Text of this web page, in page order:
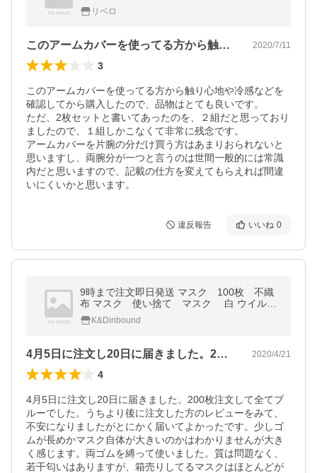
女兼用 ２枚セット
リベロ
このアームカバーを使ってる方から触り心… 2020/7/11
3
このアームカバーを使ってる方から触り心地や冷感などを
確認してから購入したので、品物はとても良いです。
ただ、2枚セットと書いてあったのを、２組だと思っており
ましたので、１組しかこなくて非常に残念です。
アームカバーを片腕の分だけ買う方はあまりおられないと
思いますし、両腕分が一つと言うのは世間一般的には常識
内だと思いますので、記載の仕方を変えてもらえれば間違
いにくいかと思います。
違反報告 いいね 0
9時まで注文即日発送 マスク 100枚 不織
布 マスク 使い捨て マスク 白 ウイルス
花粉 風邪 最短翌日お届け
K&Dinbound
4月5日に注文し20日に届きました。2… 2020/4/21
4
4月5日に注文し20日に届きました。200枚注文して全てブ
ルーでした。うちより後に注文した方のレビューをみて、
不安になりましたがとにかく届いてよかったです。少しゴ
ムが長めかマスク自体が大きいのかはわかりませんが大き
く感じます。両ゴムを縛って使いました。質は問題なく、
若干匂いはありますが、箱売りしてるマスクはほとんどが